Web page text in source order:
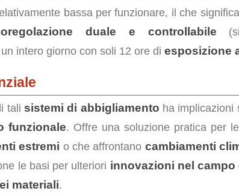
bassa per funzionare, il che
duale e controllabile
intero giorno con soli 12 ore di esposizione
tali sistemi di abbigliamento ha implicazioni
funzionale. Offre una soluzione pratica per
estremi o che affrontano cambiamenti
le basi per ulteriori innovazioni nel
materiali.